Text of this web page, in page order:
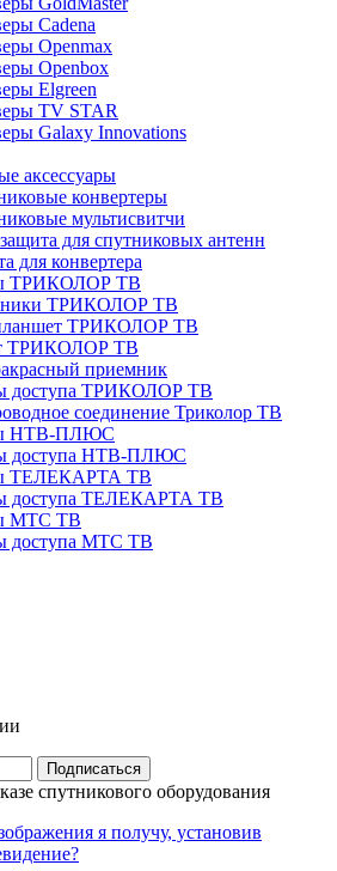
Cadena
Openmax
Openbox
Elgreen
TV STAR
Galaxy Innovations
аксессуары
конвертеры
мультисвитчи
для спутниковых антенн
для конвертера
ТРИКОЛОР ТВ
ТРИКОЛОР ТВ
ТРИКОЛОР ТВ
ТРИКОЛОР ТВ
приемник
доступа ТРИКОЛОР ТВ
соединение Триколор ТВ
НТВ-ПЛЮС
доступа НТВ-ПЛЮС
ТЕЛЕКАРТА ТВ
доступа ТЕЛЕКАРТА ТВ
МТС ТВ
доступа МТС ТВ
Подписаться
спутникового оборудования
я получу, установив